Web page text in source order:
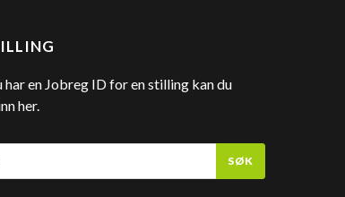
har en Jobreg ID for en stilling kan du
her.
SØK